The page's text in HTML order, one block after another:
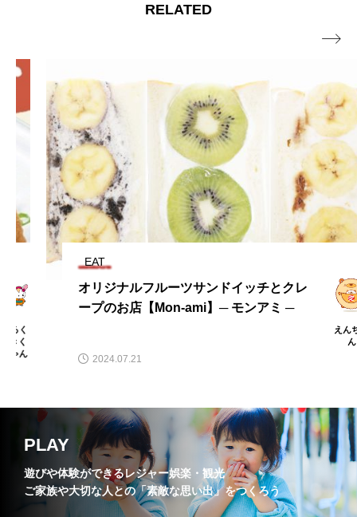
RELATED
EAT
オリジナルフルーツサンドイッチとクレ
ープのお店【Mon-ami】─ モンアミ ─
えんちゃ
2024.07.21

PLAY
遊びや体験ができるレジャー娯楽・観光
ご家族や大切な人との「素敵な思い出」をつくろう